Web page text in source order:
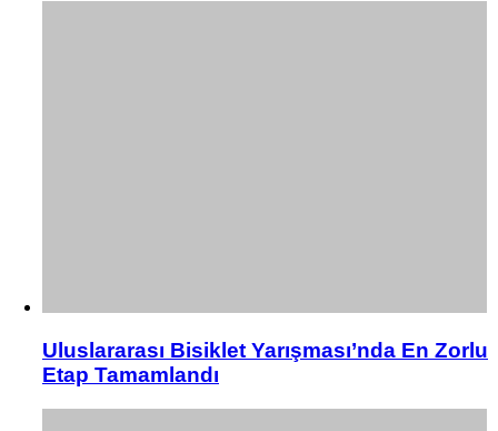
Uluslararası Bisiklet Yarışması’nda En Zorlu
Etap Tamamlandı